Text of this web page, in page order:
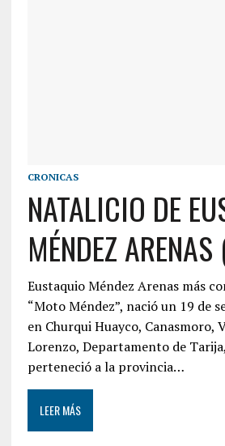
CRONICAS
NATALICIO DE
MÉNDEZ
Eustaquio Méndez Arenas más
“Moto Méndez”, nació un 19 de
en Churqui Huayco, Canasmoro,
Lorenzo, Departamento de
perteneció a la provincia…
LEER MÁS